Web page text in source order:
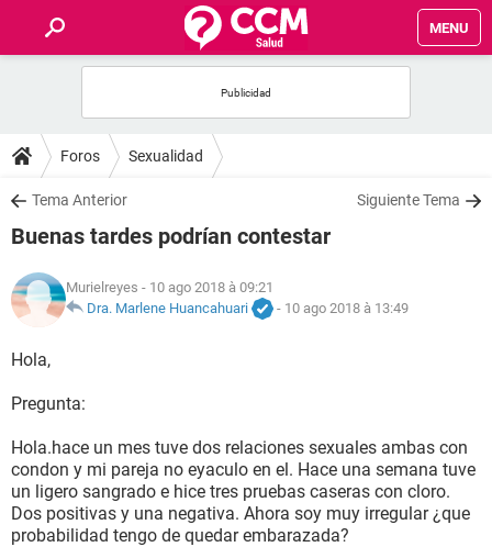
MENU
FORUMS
SALUD
NUTRICIÓN
BIENESTAR
GLOSARIO
Foros Sexualidad
Tema Anterior Siguiente Tema
Buenas tardes podrían contestar
Murielreyes - 10 ago 2018 à 09:21
Dra. Marlene Huancahuari
- 10 ago 2018 à 13:49
Hola,
Pregunta:
Hola.hace un mes tuve dos relaciones sexuales ambas con
condon y mi pareja no eyaculo en el. Hace una semana tuve
un ligero sangrado e hice tres pruebas caseras con cloro.
Dos positivas y una negativa. Ahora soy muy irregular ¿que
probabilidad tengo de quedar embarazada?